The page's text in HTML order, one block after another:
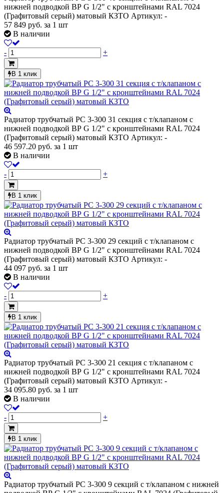
нижней подводкой ВР G 1/2" с кронштейнами RAL 7024
(Графитовый серый) матовый КЗТО Артикул: -
57 849 руб. за 1 шт
В наличии
- +
В 1 клик
Радиатор трубчатый РС 3-300 31 секция с т/клапаном с
нижней подводкой ВР G 1/2" с кронштейнами RAL 7024
(Графитовый серый) матовый КЗТО Артикул: -
46 597.20 руб. за 1 шт
В наличии
- +
В 1 клик
Радиатор трубчатый РС 3-300 29 секций с т/клапаном с
нижней подводкой ВР G 1/2" с кронштейнами RAL 7024
(Графитовый серый) матовый КЗТО Артикул: -
44 097 руб. за 1 шт
В наличии
- +
В 1 клик
Радиатор трубчатый РС 3-300 21 секция с т/клапаном с
нижней подводкой ВР G 1/2" с кронштейнами RAL 7024
(Графитовый серый) матовый КЗТО Артикул: -
34 095.80 руб. за 1 шт
В наличии
- +
В 1 клик
Радиатор трубчатый РС 3-300 9 секций с т/клапаном с нижней